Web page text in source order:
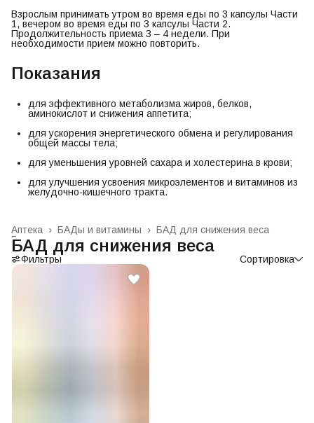
Взрослым принимать утром во время еды по 3 капсулы Части
1, вечером во время еды по 3 капсулы Части 2.
Продолжительность приема 3 – 4 недели. При
необходимости прием можно повторить.
Показания
для эффективного метаболизма жиров, белков,
аминокислот и снижения аппетита;
для ускорения энергетического обмена и регулирования
общей массы тела;
для уменьшения уровней сахара и холестерина в крови;
для улучшения усвоения микроэлементов и витаминов из
желудочно-кишечного тракта.
БАД для снижения веса
БАДы и витамины ›
Аптека
›
Главная
БАД для снижения веса
Фильтры Сортировка